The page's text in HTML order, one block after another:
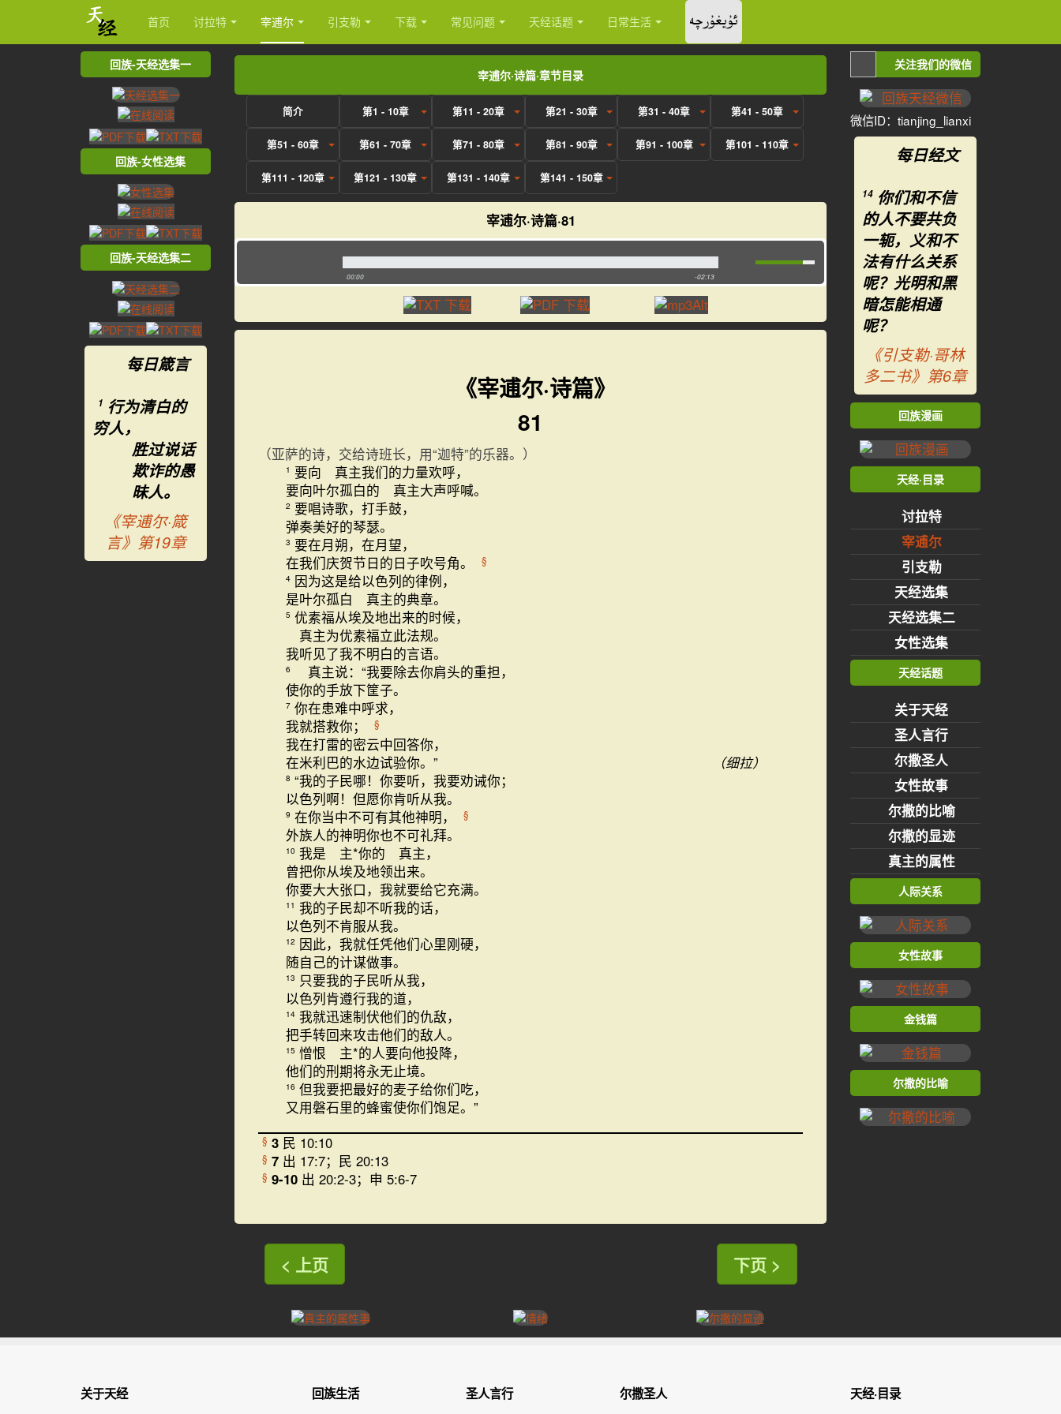
首页 讨拉特 宰逋尔 引支勒 下载 常见问题 天经话题 日常生活 ئۇيغۇرچە
宰逋尔·诗篇·章节目录
简介 第1 - 10章 第11 - 20章 第21 - 30章 第31 - 40章 第41 - 50章
第51 - 60章 第61 - 70章 第71 - 80章 第81 - 90章 第91 - 100章 第101 - 110章
第111 - 120章 第121 - 130章 第131 - 140章 第141 - 150章
宰逋尔·诗篇·81
00:00 -02:13
《宰逋尔·诗篇》
81
（亚萨的诗，交给诗班长，用“迦特”的乐器。）
1 要向 真主我们的力量欢呼，
要向叶尔孤白的 真主大声呼喊。
2 要唱诗歌，打手鼓，
弹奏美好的琴瑟。
3 要在月朔，在月望，
在我们庆贺节日的日子吹号角。
§
4 因为这是给以色列的律例，
是叶尔孤白 真主的典章。
5 优素福从埃及地出来的时候，
真主为优素福立此法规。
我听见了我不明白的言语。
6
真主说：“我要除去你肩头的重担，
使你的手放下筐子。
7 你在患难中呼求，
我就搭救你；
§
我在打雷的密云中回答你，
在米利巴的水边试验你。”
（细拉）
8 “我的子民哪！你要听，我要劝诫你；
以色列啊！但愿你肯听从我。
9 在你当中不可有其他神明， §
外族人的神明你也不可礼拜。
10 我是 主*你的 真主，
曾把你从埃及地领出来。
你要大大张口，我就要给它充满。
11 我的子民却不听我的话，
以色列不肯服从我。
12 因此，我就任凭他们心里刚硬，
随自己的计谋做事。
13 只要我的子民听从我，
以色列肯遵行我的道，
14 我就迅速制伏他们的仇敌，
把手转回来攻击他们的敌人。
15 憎恨 主*的人要向他投降，
他们的刑期将永无止境。
16 但我要把最好的麦子给你们吃，
又用磐石里的蜂蜜使你们饱足。”
§ 3 民 10:10
§ 7 出 17:7；民 20:13
§ 9-10 出 20:2-3；申 5:6-7
< 上页 下页 >
回族-天经选集一
回族-女性选集
回族-天经选集二
每日箴言
1 行为清白的
穷人，
胜过说话
欺诈的愚
昧人。
《宰逋尔·箴
言》第19章
关注我们的微信
微信ID：tianjing_lianxi
每日经文
14 你们和不信
的人不要共负
一轭，义和不
法有什么关系
呢？光明和黑
暗怎能相通
呢？
《引支勒·哥林
多二书》第6章
回族漫画
天经·目录
讨拉特
宰逋尔
引支勒
天经选集
天经选集二
女性选集
天经话题
关于天经
圣人言行
尔撒圣人
女性故事
尔撒的比喻
尔撒的显迹
真主的属性
人际关系
女性故事
金钱篇
尔撒的比喻
关于天经 回族生活 圣人言行 尔撒圣人 天经·目录